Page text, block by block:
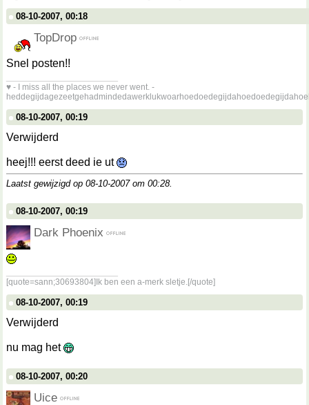
08-10-2007, 00:18
TopDrop
Snel posten!!
♥ - I miss all the places we never went. -
08-10-2007, 00:19
Verwijderd
heej!!! eerst deed ie ut
Laatst gewijzigd op 08-10-2007 om 00:28.
08-10-2007, 00:19
Dark Phoenix
[quote=sann;30693804]Ik ben een a-merk sletje.[/quote]
08-10-2007, 00:19
Verwijderd
nu mag het
08-10-2007, 00:20
Uice